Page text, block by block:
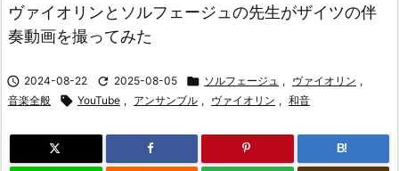
ヴァイオリンとソルフェージュの先生がザイツの伴
奏動画を撮ってみた
 2024-08-22  2025-08-05  ソルフェージュ , ヴァイオリン ,
音楽全般
 YouTube , アンサンブル , ヴァイオリン , 和音
B!